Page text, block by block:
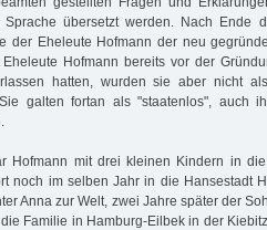
übersetzt werden. Nach Ende
der Eheleute Hofmann der neu
Hofmann bereits vor der
hatten, wurden sie aber nicht
galten fortan als "staatenlos", auch
Hofmann mit drei kleinen Kindern in
noch im selben Jahr in die Hansestadt
Anna zur Welt, zwei Jahre später der
Familie in Hamburg-Eilbek in der